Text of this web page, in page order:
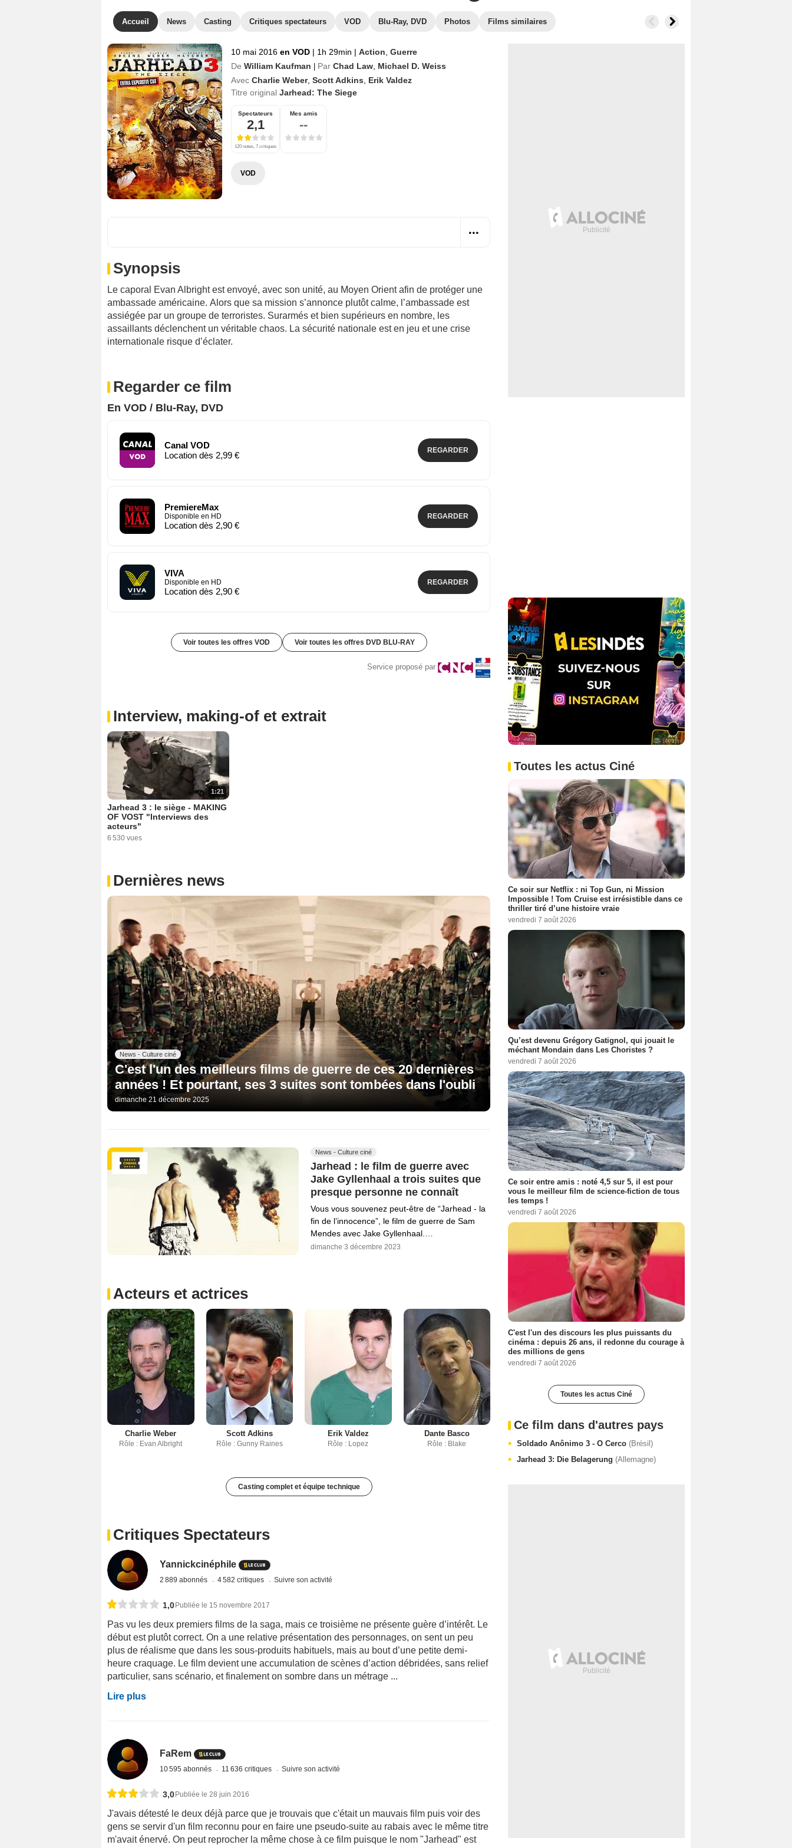
Accueil News Casting Critiques spectateurs VOD Blu-Ray, DVD Photos Films similaires
10 mai 2016 en VOD | 1h 29min | Action Guerre
De William Kaufman Par Chad Law Michael D. Weiss
Avec Charlie Weber, Scott Adkins
Erik Valdez
Titre original Jarhead: The Siege
Spectateurs
2,1
120 notes, 7 critiques
Mes amis
--
VOD
Synopsis
Le caporal Evan Albright est envoyé, avec son unité, au Moyen Orient afin de protéger une
ambassade américaine. Alors que sa mission s’annonce plutôt calme, l’ambassade est
assiégée par un groupe de terroristes. Surarmés et bien supérieurs en nombre, les
assaillants déclenchent un véritable chaos. La sécurité nationale est en jeu et une crise
internationale risque d’éclater.
Regarder ce film
En VOD / Blu-Ray, DVD
Canal VOD
Location dès 2,99 €
REGARDER
PremiereMax
Disponible en HD
Location dès 2,90 €
REGARDER
VIVA
Disponible en HD
Location dès 2,90 €
REGARDER
Voir toutes les offres VOD Voir toutes les offres DVD BLU-RAY
Service proposé par
Interview, making-of et extrait
1:21
Jarhead 3 : le siège - MAKING
OF VOST "Interviews des
acteurs"
6 530 vues
Dernières news
News - Culture ciné
C'est l'un des meilleurs films de guerre de ces 20 dernières
années ! Et pourtant, ses 3 suites sont tombées dans l'oubli
dimanche 21 décembre 2025
News - Culture ciné
Jarhead : le film de guerre avec
Jake Gyllenhaal a trois suites que
presque personne ne connaît
Vous vous souvenez peut-être de “Jarhead - la
fin de l’innocence”, le film de guerre de Sam
Mendes avec Jake Gyllenhaal.…
dimanche 3 décembre 2023
Acteurs et actrices
Charlie Weber
Rôle : Evan Albright
Scott Adkins
Rôle : Gunny Raines
Erik Valdez
Rôle : Lopez
Dante Basco
Rôle : Blake
Casting complet et équipe technique
Critiques Spectateurs
Yannickcinéphile
2 889 abonnés 4 582 critiques Suivre son activité
1,0Publiée le 15 novembre 2017
Pas vu les deux premiers films de la saga, mais ce troisième ne présente guère d’intérêt. Le
début est plutôt correct. On a une relative présentation des personnages, on sent un peu
plus de réalisme que dans les sous-produits habituels, mais au bout d’une petite demi-
heure craquage. Le film devient une accumulation de scènes d’action débridées, sans relief
particulier, sans scénario, et finalement on sombre dans un métrage ...
Lire plus
FaRem
10 595 abonnés 11 636 critiques Suivre son activité
3,0Publiée le 28 juin 2016
J'avais détesté le deux déjà parce que je trouvais que c'était un mauvais film puis voir des
gens se servir d'un film reconnu pour en faire une pseudo-suite au rabais avec le même titre
m'avait énervé. On peut reprocher la même chose à ce film puisque le nom "Jarhead" est
Toutes les actus Ciné
Ce soir sur Netflix : ni Top Gun, ni Mission
Impossible ! Tom Cruise est irrésistible dans ce
thriller tiré d’une histoire vraie
vendredi 7 août 2026
Qu’est devenu Grégory Gatignol, qui jouait le
méchant Mondain dans Les Choristes ?
vendredi 7 août 2026
Ce soir entre amis : noté 4,5 sur 5, il est pour
vous le meilleur film de science-fiction de tous
les temps !
vendredi 7 août 2026
C'est l'un des discours les plus puissants du
cinéma : depuis 26 ans, il redonne du courage à
des millions de gens
vendredi 7 août 2026
Toutes les actus Ciné
Ce film dans d'autres pays
Soldado Anônimo 3 - O Cerco (Brésil)
Jarhead 3: Die Belagerung (Allemagne)